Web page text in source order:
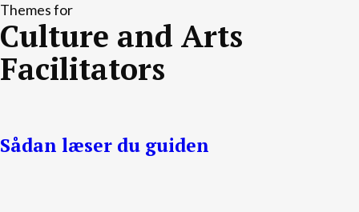
Themes for
Culture and Arts
Facilitators
Sådan læser du guiden